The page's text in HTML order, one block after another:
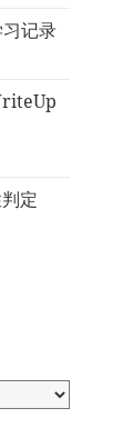
记录
定